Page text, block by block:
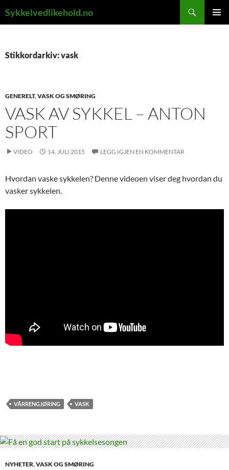
tilSykkelvedlikehold.no
Stikkordarkiv: vask
GENERELT,VASK OG SMØRING
VASK AV SYKKEL – ANTON
SPORT
VIDEO 14. JULI 2015 LEGG IGJEN EN KOMMENTAR
Hvordan vaske sykkelen? Denne videoen viser deg hvordan du
vasker sykkelen.
VÅRRENGJØRING VASK
NYHETER,VASK OG SMØRING